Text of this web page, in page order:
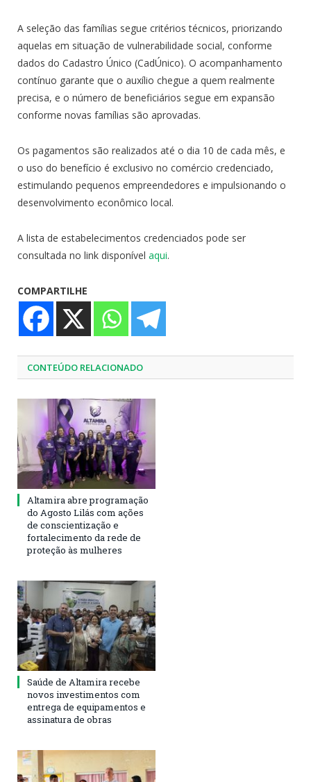
A seleção das famílias segue critérios técnicos, priorizando
aquelas em situação de vulnerabilidade social, conforme
dados do Cadastro Único (CadÚnico). O acompanhamento
contínuo garante que o auxílio chegue a quem realmente
precisa, e o número de beneficiários segue em expansão
conforme novas famílias são aprovadas.
Os pagamentos são realizados até o dia 10 de cada mês, e
o uso do benefício é exclusivo no comércio credenciado,
estimulando pequenos empreendedores e impulsionando o
desenvolvimento econômico local.
A lista de estabelecimentos credenciados pode ser
consultada no link disponível aqui.
COMPARTILHE
CONTEÚDO RELACIONADO
Altamira abre programação
do Agosto Lilás com ações
de conscientização e
fortalecimento da rede de
proteção às mulheres
Saúde de Altamira recebe
novos investimentos com
entrega de equipamentos e
assinatura de obras